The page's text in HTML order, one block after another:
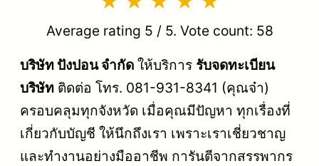
Average rating 5 / 5. Vote count: 58
บริษัท ปังปอน จำกัด ให้บริการ รับจดทะเบียน
บริษัท ติดต่อ โทร. 081-931-8341 (คุณจ๋า)
ครอบคลุมทุกจังหวัด เมื่อคุณมีปัญหา ทุกเรื่องที่
เกี่ยวกับบัญชี ให้นึกถึงเรา เพราะเราเชี่ยวชาญ
และทำงานอย่างมืออาชีพ การันตีจากสรรพากร